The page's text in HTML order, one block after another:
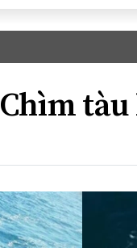
Góc nhìn luật gia
An ninh - Hình sự
Chìm